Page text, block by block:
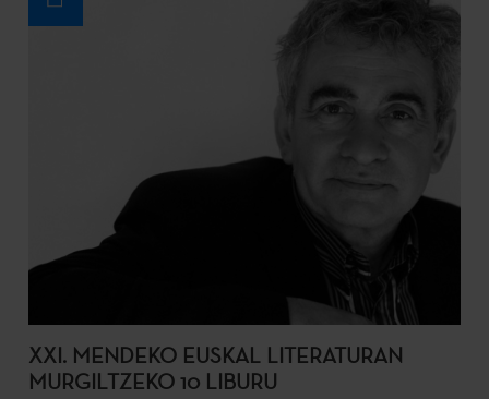
XXI. MENDEKO EUSKAL LITERATURAN
MURGILTZEKO 10 LIBURU